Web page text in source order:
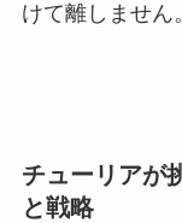
けて離しません。
チューリアが
と戦略